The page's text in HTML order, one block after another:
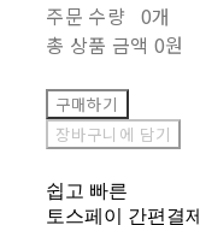
주문 수량 0개
총 상품 금액 0원
구매하기
장바구니에 담기
쉽고 빠른
토스페이 간편결제